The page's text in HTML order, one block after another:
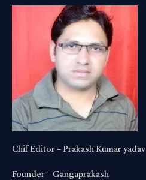
Chif Editor – Prakash Kumar yadav
Founder – Gangaprakash